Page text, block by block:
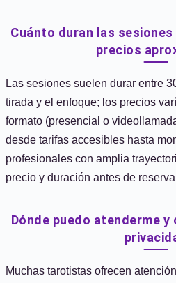
Cuánto duran las
precios
Las sesiones suelen durar entre
tirada y el enfoque; los precios
formato (presencial o
desde tarifas accesibles hasta
profesionales con amplia
precio y duración antes de
Dónde puedo atenderme
Muchas tarotistas ofrecen